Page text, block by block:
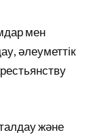
мен
әлеуметтік
және